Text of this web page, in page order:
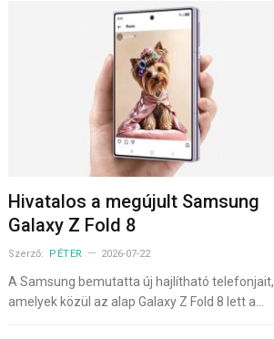
Hivatalos a megújult Samsung
Galaxy Z Fold 8
Szerző: PÉTER 2026-07-22
A Samsung bemutatta új hajlítható telefonjait,
amelyek közül az alap Galaxy Z Fold 8 lett a…